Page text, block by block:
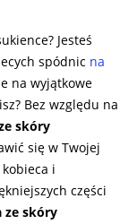
Jesteś
spódnic na
na wyjątkowe
Bez względu na
skóry
się w Twojej
i
części
ze skóry